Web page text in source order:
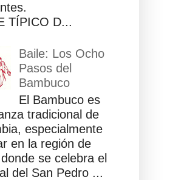
TÍPICO D...
Baile: Los Ocho
Pasos del
Bambuco
El Bambuco es
tradicional de
especialmente
en la región de
se celebra el
del San Pedro ...